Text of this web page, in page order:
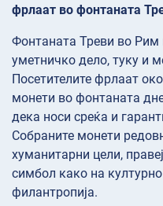
фрлаат во фонтаната
Фонтаната Треви во
уметничко дело, туку и
Посетителите фрлаат
монети во фонтаната
дека носи среќа и
Собраните монети
хуманитарни цели,
симбол како на
филантропија.